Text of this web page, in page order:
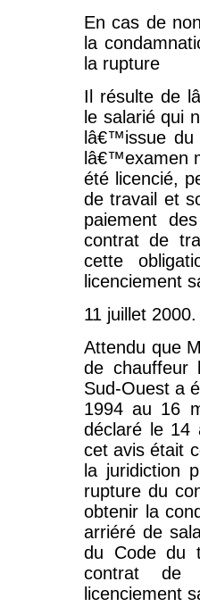
En cas de
la
la rupture
Il résulte de
le salarié qui
lâ€™issue
lâ€™examen
été licencié,
de travail et
paiement
contrat de
cette
licenciement
11 juillet
Attendu que
de chauffeur
Sud-Ouest a
1994 au 16
déclaré le 14
cet avis était
la juridiction
rupture du
obtenir la
arriéré de
du Code du
contrat de
licenciement